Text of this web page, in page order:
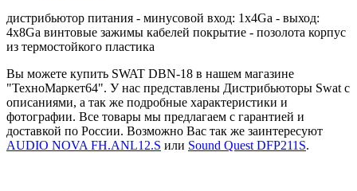
дистрибьютор питания - минусовой вход: 1х4Ga - выход:
4х8Ga винтовые зажимы кабелей покрытие - позолота корпус
из термостойкого пластика
Вы можете купить SWAT DBN-18 в нашем магазине
"ТехноМаркет64". У нас представлены Дистрибьюторы Swat с
описаниями, а так же подробные характеристики и
фотографии. Все товары мы предлагаем с гарантией и
доставкой по России. Возможно Вас так же заинтересуют
AUDIO NOVA FH.ANL12.S или Sound Quest DFP211S.